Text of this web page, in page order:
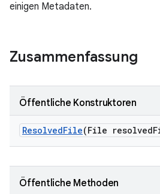
einigen Metadaten.
Zusammenfassung
Öffentliche Konstruktoren
ResolvedFile(File resolved
Öffentliche Methoden